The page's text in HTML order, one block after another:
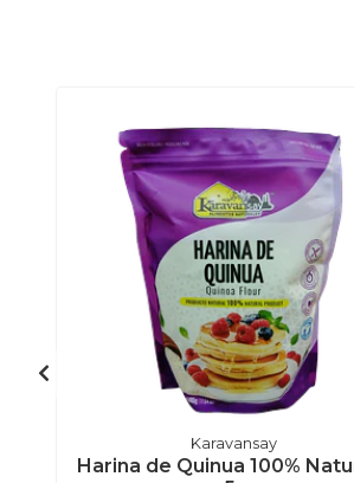
Karavansay
Harina de Quinua 100%